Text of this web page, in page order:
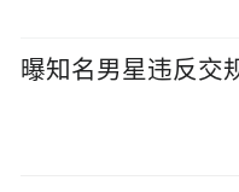
曝知名男星违反交